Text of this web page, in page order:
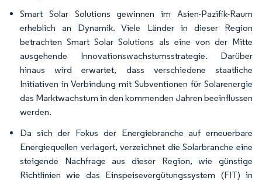
Smart Solar Solutions gewinnen im Asien-Pazifik-Raum
erheblich an Dynamik. Viele Länder in dieser Region
betrachten Smart Solar Solutions als eine von der Mitte
ausgehende Innovationswachstumsstrategie. Darüber
hinaus wird erwartet, dass verschiedene staatliche
Initiativen in Verbindung mit Subventionen für Solarenergie
das Marktwachstum in den kommenden Jahren beeinflussen
werden.
Da sich der Fokus der Energiebranche auf erneuerbare
Energiequellen verlagert, verzeichnet die Solarbranche eine
steigende Nachfrage aus dieser Region, wie günstige
Richtlinien wie das Einspeisevergütungssystem (FIT) in